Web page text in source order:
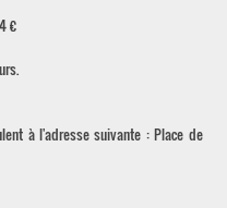
€
à l'adresse suivante : Place de